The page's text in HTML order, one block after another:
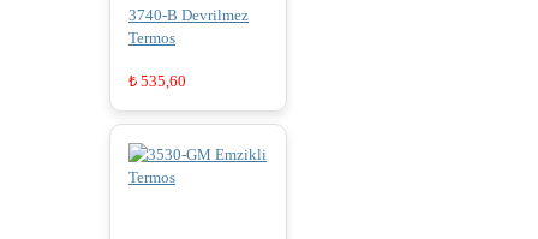
3740-B Devrilmez
Termos
₺ 535,60